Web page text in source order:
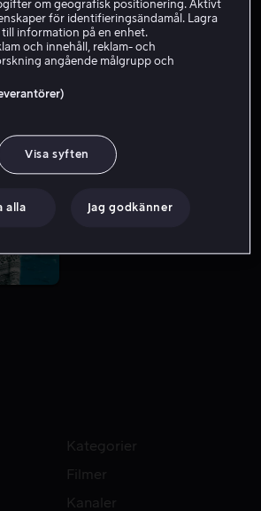
Från 49 kr
Kategorier
Filmer
Kanaler
om geografisk positionering. Aktivt
för identifieringsändamål. Lagra
information på en enhet.
och innehåll, reklam- och
angående målgrupp och
Visa syften
alla Jag godkänner